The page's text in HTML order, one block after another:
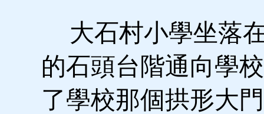
大石村小學坐落
的石頭台階通向學
了學校那個拱形大